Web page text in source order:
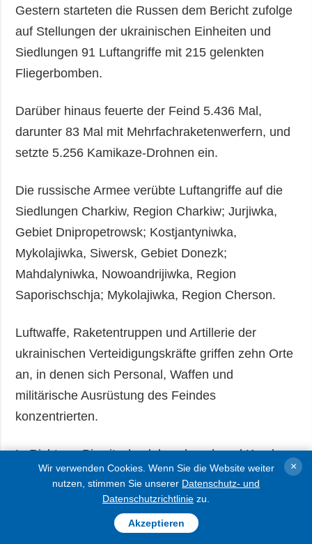
Gestern starteten die Russen dem Bericht zufolge
auf Stellungen der ukrainischen Einheiten und
Siedlungen 91 Luftangriffe mit 215 gelenkten
Fliegerbomben.
Darüber hinaus feuerte der Feind 5.436 Mal,
darunter 83 Mal mit Mehrfachraketenwerfern, und
setzte 5.256 Kamikaze-Drohnen ein.
Die russische Armee verübte Luftangriffe auf die
Siedlungen Charkiw, Region Charkiw; Jurjiwka,
Gebiet Dnipropetrowsk; Kostjantyniwka,
Mykolajiwka, Siwersk, Gebiet Donezk;
Mahdalyniwka, Nowoandrijiwka, Region
Saporischschja; Mykolajiwka, Region Cherson.
Luftwaffe, Raketentruppen und Artillerie der
ukrainischen Verteidigungskräfte griffen zehn Orte
an, in denen sich Personal, Waffen und
militärische Ausrüstung des Feindes
konzentrierten.
In Richtung Piwnitschosloboschansk und Kursk
wehrten ukrainische Soldaten vier russische
Angriffe ab. Die Invasoren verübten acht
Luftangriffe mit 15 gelenkten Fliegerbomben und
Wir verwenden Cookies. Wenn Sie die Website weiter
nutzen, stimmen Sie unserer Datenschutz- und
Datenschutzrichtlinie zu.
Akzeptieren
×